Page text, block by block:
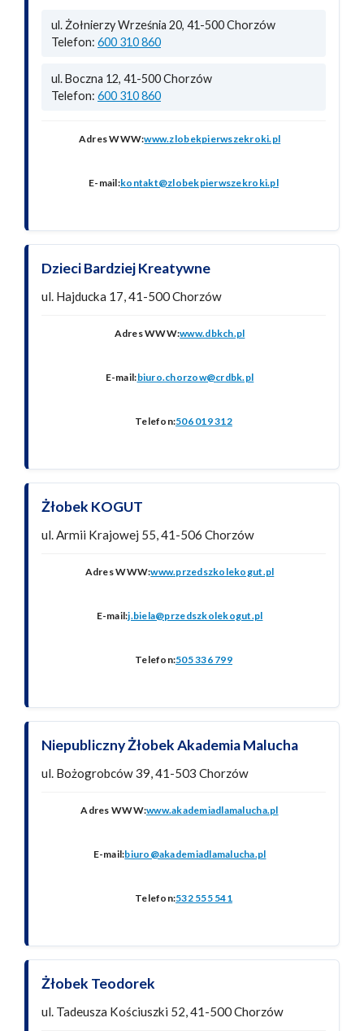
ul. Żołnierzy Września 20, 41-500 Chorzów
Telefon: 600 310 860
ul. Boczna 12, 41-500 Chorzów
Telefon: 600 310 860
Adres WWW:www.zlobekpierwszekroki.pl
E-mail:kontakt@zlobekpierwszekroki.pl
Dzieci Bardziej Kreatywne
ul. Hajducka 17, 41-500 Chorzów
Adres WWW:www.dbkch.pl
E-mail:biuro.chorzow@crdbk.pl
Telefon:506 019 312
Żłobek KOGUT
ul. Armii Krajowej 55, 41-506 Chorzów
Adres WWW:www.przedszkolekogut.pl
E-mail:j.biela@przedszkolekogut.pl
Telefon:505 336 799
Niepubliczny Żłobek Akademia Malucha
ul. Bożogrobców 39, 41-503 Chorzów
Adres WWW:www.akademiadlamalucha.pl
E-mail:biuro@akademiadlamalucha.pl
Telefon:532 555 541
Żłobek Teodorek
ul. Tadeusza Kościuszki 52, 41-500 Chorzów